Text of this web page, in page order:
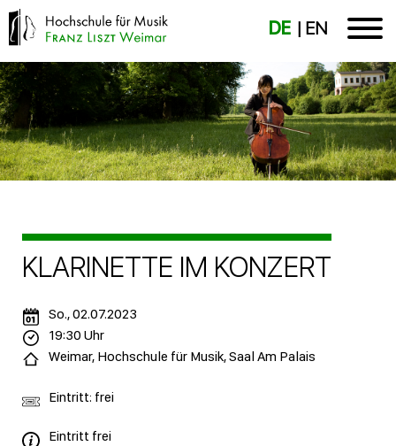
DE EN
KLARINETTE IM KONZERT
So., 02.07.2023
19:30 Uhr
Weimar, Hochschule für Musik, Saal Am Palais
Eintritt: frei
Eintritt frei